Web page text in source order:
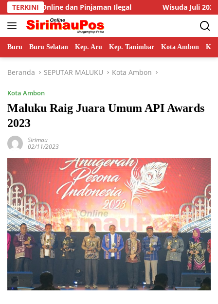
Langsung
ke
konten
TERKINI
Ilegal Wisuda Juli 2026, Rektor Unpatti
Buru Buru Selatan Kep. Aru Kep. Tanimbar Kota Ambon
Beranda SEPUTAR MALUKU Kota Ambon
Kota Ambon
Maluku Raig Juara Umum API Awards
2023
Sirimau
02/11/2023